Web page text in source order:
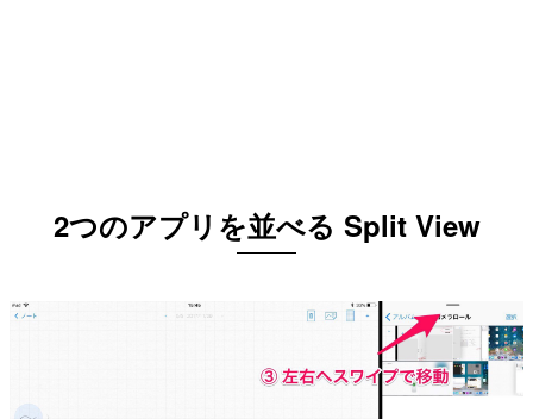
2つのアプリを並べる Split View